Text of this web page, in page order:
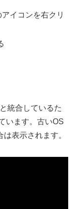
イコンを右クリ
統合しているた
います。古いOS
表示されます。